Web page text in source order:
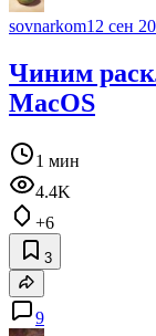
sovnarkom12 сен
Чиним
MacOS
1 мин
4.4K
+6
3
9